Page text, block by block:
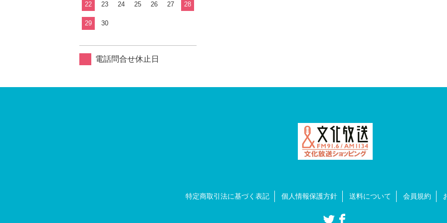
22 23 24 25 26 27 28
29 30
電話問合せ休止日
特定商取引法に基づく表記 個人情報保護方針 送料について 会員規約